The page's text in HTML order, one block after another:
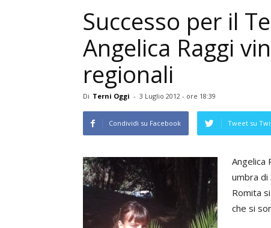
Successo per il
Angelica Raggi
regionali
Di Terni Oggi - 3 Luglio 2012 - ore 18:39
Condividi su Facebook Tweet su
Angelica
umbra di
Romita
che si